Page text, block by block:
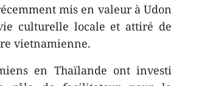
mis en valeur à Udon
culturelle locale et attiré de
vietnamienne.
en Thaïlande ont investi